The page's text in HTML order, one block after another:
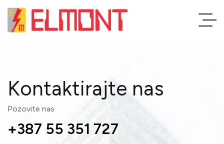
Kontaktirajte nas
Pozovite nas
+387 55 351 727